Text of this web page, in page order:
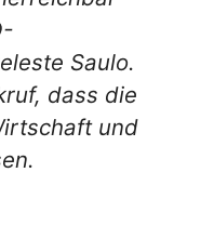
Saulo.
dass die
und